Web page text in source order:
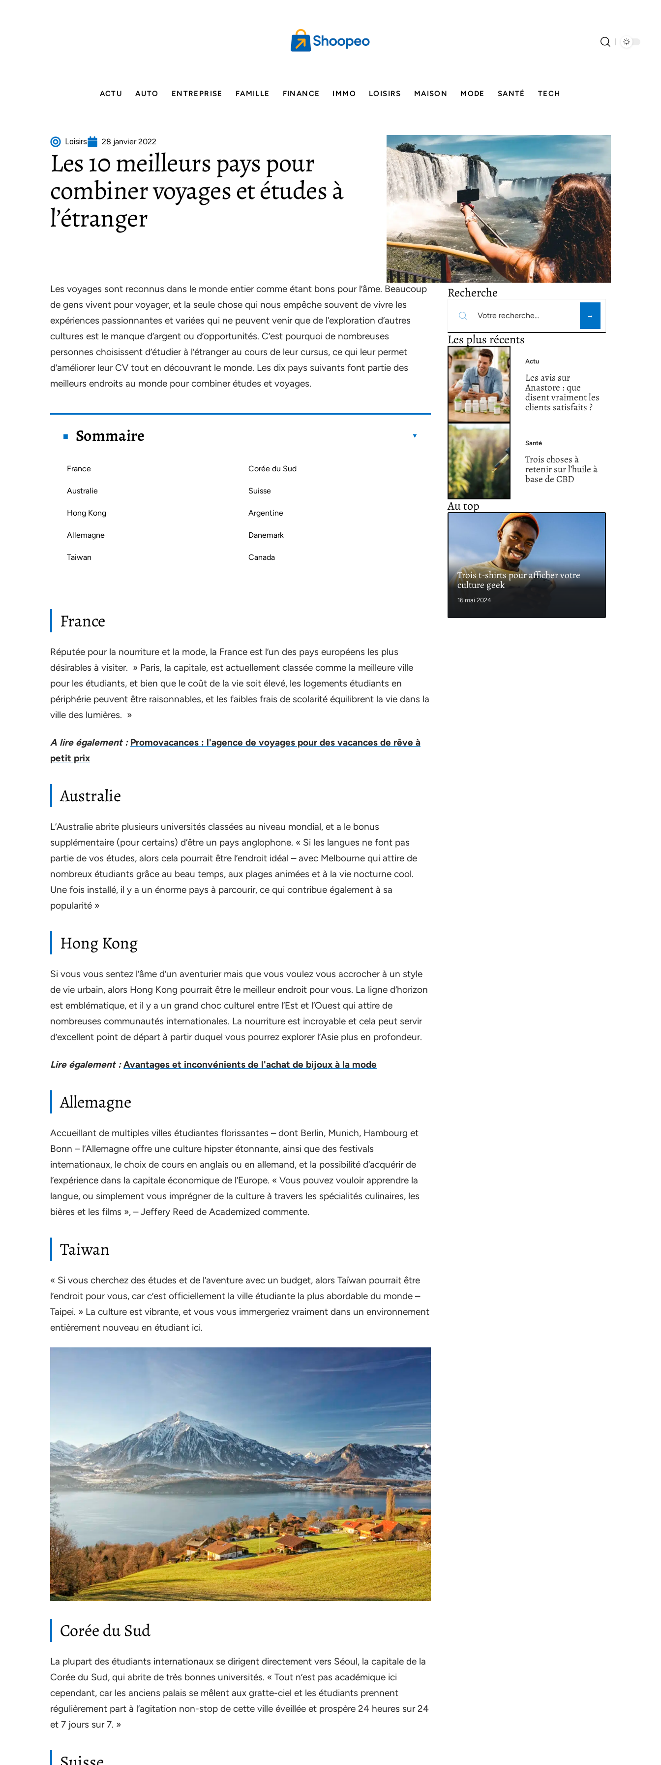
ACTU AUTO ENTREPRISE FAMILLE FINANCE IMMO LOISIRS MAISON MODE SANTÉ TECH
Loisirs 28 janvier 2022
Les 10 meilleurs pays pour
combiner voyages et études à
l’étranger
Les voyages sont reconnus dans le monde entier comme étant bons pour l’âme. Beaucoup
de gens vivent pour voyager, et la seule chose qui nous empêche souvent de vivre les
expériences passionnantes et variées qui ne peuvent venir que de l’exploration d’autres
cultures est le manque d’argent ou d’opportunités. C’est pourquoi de nombreuses
personnes choisissent d’étudier à l’étranger au cours de leur cursus, ce qui leur permet
d’améliorer leur CV tout en découvrant le monde. Les dix pays suivants font partie des
meilleurs endroits au monde pour combiner études et voyages.
Sommaire
France
Australie
Hong Kong
Allemagne
Taiwan
Corée du Sud
Suisse
Argentine
Danemark
Canada
France
Réputée pour la nourriture et la mode, la France est l’un des pays européens les plus
désirables à visiter. » Paris, la capitale, est actuellement classée comme la meilleure ville
pour les étudiants, et bien que le coût de la vie soit élevé, les logements étudiants en
périphérie peuvent être raisonnables, et les faibles frais de scolarité équilibrent la vie dans la
ville des lumières. »
A lire également : Promovacances : l'agence de voyages pour des vacances de rêve à
petit prix
Australie
L’Australie abrite plusieurs universités classées au niveau mondial, et a le bonus
supplémentaire (pour certains) d’être un pays anglophone. « Si les langues ne font pas
partie de vos études, alors cela pourrait être l’endroit idéal – avec Melbourne qui attire de
nombreux étudiants grâce au beau temps, aux plages animées et à la vie nocturne cool.
Une fois installé, il y a un énorme pays à parcourir, ce qui contribue également à sa
popularité »
Hong Kong
Si vous vous sentez l’âme d’un aventurier mais que vous voulez vous accrocher à un style
de vie urbain, alors Hong Kong pourrait être le meilleur endroit pour vous. La ligne d’horizon
est emblématique, et il y a un grand choc culturel entre l’Est et l’Ouest qui attire de
nombreuses communautés internationales. La nourriture est incroyable et cela peut servir
d’excellent point de départ à partir duquel vous pourrez explorer l’Asie plus en profondeur.
Lire également : Avantages et inconvénients de l'achat de bijoux à la mode
Allemagne
Accueillant de multiples villes étudiantes florissantes – dont Berlin, Munich, Hambourg et
Bonn – l’Allemagne offre une culture hipster étonnante, ainsi que des festivals
internationaux, le choix de cours en anglais ou en allemand, et la possibilité d’acquérir de
l’expérience dans la capitale économique de l’Europe. « Vous pouvez vouloir apprendre la
langue, ou simplement vous imprégner de la culture à travers les spécialités culinaires, les
bières et les films », – Jeffery Reed de Academized commente.
Taiwan
« Si vous cherchez des études et de l’aventure avec un budget, alors Taïwan pourrait être
l’endroit pour vous, car c’est officiellement la ville étudiante la plus abordable du monde –
Taipei. » La culture est vibrante, et vous vous immergeriez vraiment dans un environnement
entièrement nouveau en étudiant ici.
Corée du Sud
La plupart des étudiants internationaux se dirigent directement vers Séoul, la capitale de la
Corée du Sud, qui abrite de très bonnes universités. « Tout n’est pas académique ici
cependant, car les anciens palais se mêlent aux gratte-ciel et les étudiants prennent
régulièrement part à l’agitation non-stop de cette ville éveillée et prospère 24 heures sur 24
et 7 jours sur 7. »
Recherche
Les plus récents
Actu
Les avis sur
Anastore : que
disent vraiment les
clients satisfaits ?
Santé
Trois choses à
retenir sur l’huile à
base de CBD
Au top
Trois t-shirts pour afficher votre
culture geek
16 mai 2024